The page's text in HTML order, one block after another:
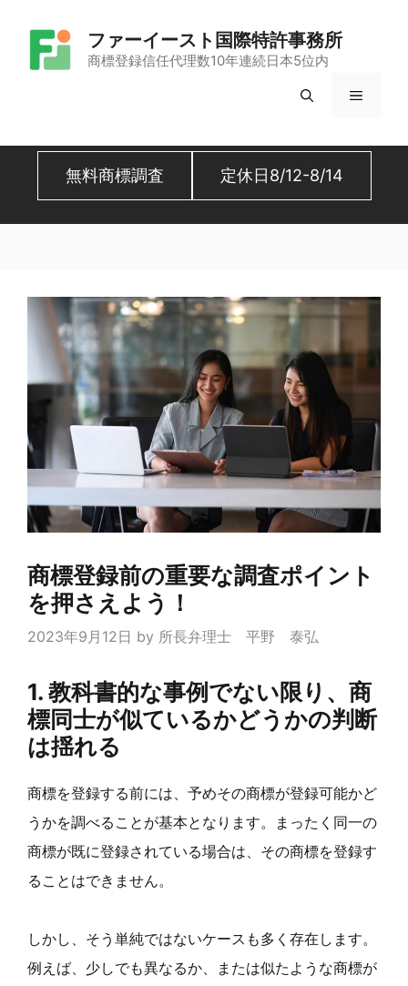
ファーイースト国際特許事務所
商標登録信任代理数10年連続日本5位内
メ
無料商標調査 定休日8/12-8/14
商標登録前の重要な調査ポイント
を押さえよう！
2023年9月12日 by 所長弁理士 平野 泰弘
1. 教科書的な事例でない限り、商
標同士が似ているかどうかの判断
は揺れる
商標を登録する前には、予めその商標が登録可能かど
うかを調べることが基本となります。まったく同一の
商標が既に登録されている場合は、その商標を登録す
ることはできません。
しかし、そう単純ではないケースも多く存在します。
例えば、少しでも異なるか、または似たような商標が